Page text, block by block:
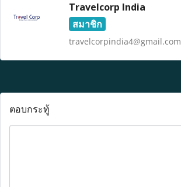
Travelcorp India
สมาชิก
travelcorpindia4@gmail.com
ตอบกระทู้